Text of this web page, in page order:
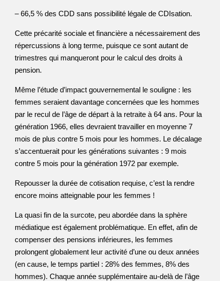
– 66,5 % des CDD sans possibilité légale de CDIsation.
Cette précarité sociale et financière a nécessairement des
répercussions à long terme, puisque ce sont autant de
trimestres qui manqueront pour le calcul des droits à
pension.
Même l’étude d’impact gouvernemental le souligne : les
femmes seraient davantage concernées que les hommes
par le recul de l’âge de départ à la retraite à 64 ans. Pour la
génération 1966, elles devraient travailler en moyenne 7
mois de plus contre 5 mois pour les hommes. Le décalage
s’accentuerait pour les générations suivantes : 9 mois
contre 5 mois pour la génération 1972 par exemple.
Repousser la durée de cotisation requise, c’est la rendre
encore moins atteignable pour les femmes !
La quasi fin de la surcote, peu abordée dans la sphère
médiatique est également problématique. En effet, afin de
compenser des pensions inférieures, les femmes
prolongent globalement leur activité d’une ou deux années
(en cause, le temps partiel : 28% des femmes, 8% des
hommes). Chaque année supplémentaire au-delà de l’âge